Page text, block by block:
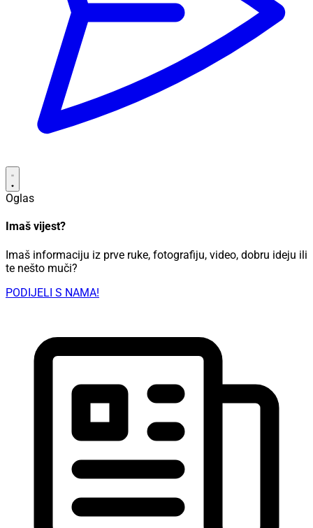
Oglas
Imaš vijest?
Imaš informaciju iz prve ruke, fotografiju, video, dobru ideju ili
te nešto muči?
PODIJELI S NAMA!